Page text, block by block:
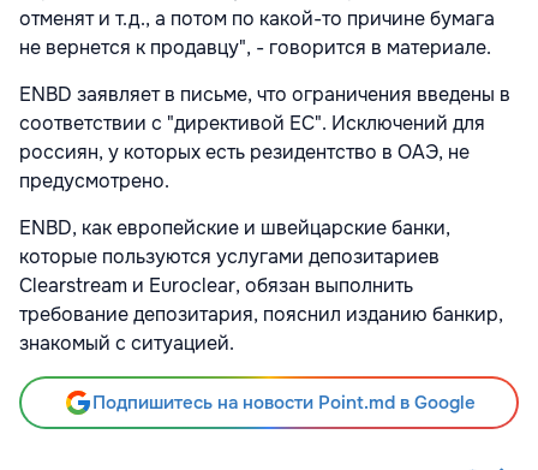
отменят и т.д., а потом по какой-то причине бумага
не вернется к продавцу", - говорится в материале.
ENBD заявляет в письме, что ограничения введены в
соответствии с "директивой ЕС". Исключений для
россиян, у которых есть резидентство в ОАЭ, не
предусмотрено.
ENBD, как европейские и швейцарские банки,
которые пользуются услугами депозитариев
Clearstream и Euroclear, обязан выполнить
требование депозитария, пояснил изданию банкир,
знакомый с ситуацией.
Подпишитесь на новости Point.md в Google